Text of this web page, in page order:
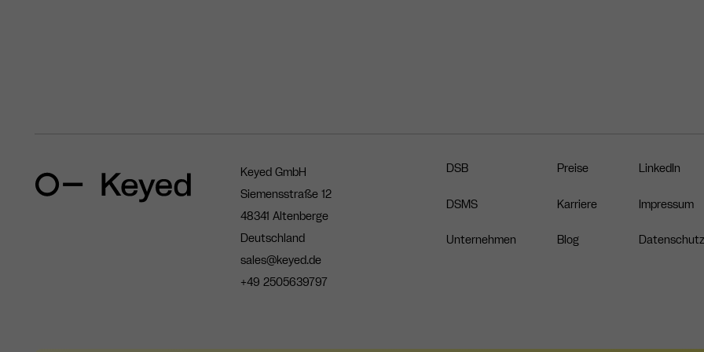
Keyed GmbH
Siemensstraße 12
48341 Altenberge
Deutschland
sales@keyed.de
+49 2505639797
DSB
DSMS
Unternehmen
Preise
Karriere
Blog
LinkedIn
Impressum